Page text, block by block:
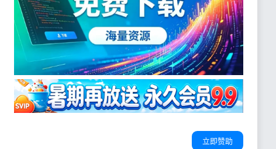
视频音乐
影视脚本分镜在线协作系统源码 团队协
同剧本创作故事板管理平台
源码简介 影视脚本分镜在线协作系统
源码程序安装说明：本程序推荐
剧本管理源码 短剧分镜系统 影视制作源码
立即赞助